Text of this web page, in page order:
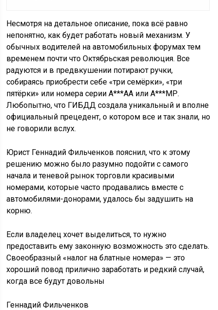
Несмотря на детальное описание, пока всё равно
непонятно, как будет работать новый механизм. У
обычных водителей на автомобильных форумах тем
временем почти что Октябрьская революция. Все
радуются и в предвкушении потирают ручки,
собираясь приобрести себе «три семёрки», «три
пятёрки» или номера серии А***АА или А***МР.
Любопытно, что ГИБДД создала уникальный и вполне
официальный прецедент, о котором все и так знали, но
не говорили вслух.
Юрист Геннадий Фильченков пояснил, что к этому
решению можно было разумно подойти с самого
начала и теневой рынок торговли красивыми
номерами, которые часто продавались вместе с
автомобилями-донорами, удалось бы задушить на
корню.
Если владелец хочет выделиться, то нужно
предоставить ему законную возможность это сделать.
Своеобразный «налог на блатные номера» — это
хороший повод прилично заработать и редкий случай,
когда все будут довольны
Геннадий Фильченков